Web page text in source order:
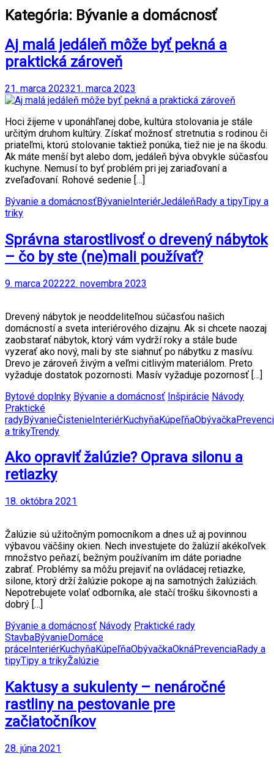
Kategória: Bývanie a domácnosť
Aj malá jedáleň môže byť pekná a
praktická zároveň
21. marca 202321. marca 2023
Hoci žijeme v uponáhľanej dobe, kultúra stolovania je stále
určitým druhom kultúry. Získať možnosť stretnutia s rodinou či
priateľmi, ktorú stolovanie taktiež ponúka, tiež nie je na škodu.
Ak máte menší byt alebo dom, jedáleň býva obvykle súčasťou
kuchyne. Nemusí to byť problém pri jej zariaďovaní a
zveľaďovaní. Rohové sedenie […]
Bývanie a domácnosťBývanieInteriérJedáleňRady a tipyTipy a
triky
Správna starostlivosť o drevený nábytok
– čo by ste (ne)mali používať?
9. marca 202222. novembra 2023
Drevený nábytok je neoddeliteľnou súčasťou našich
domácností a sveta interiérového dizajnu. Ak si chcete naozaj
zaobstarať nábytok, ktorý vám vydrží roky a stále bude
vyzerať ako nový, mali by ste siahnuť po nábytku z masívu.
Drevo je zároveň živým a veľmi citlivým materiálom. Preto
vyžaduje dostatok pozornosti. Masív vyžaduje pozornosť […]
Bytové doplnky Bývanie a domácnosť Inšpirácie Návody
Praktické
radyBývanieČistenieInteriérKuchyňaKúpeľňaObývačka
a trikyTrendy
Ako opraviť žalúzie? Oprava silonu a
retiazky
18. októbra 2021
Žalúzie sú užitočným pomocníkom a dnes už aj povinnou
výbavou väčšiny okien. Nech investujete do žalúzií akékoľvek
množstvo peňazí, bežným používaním im dáte poriadne
zabrať. Problémy sa môžu prejaviť na ovládacej retiazke,
silone, ktorý drží žalúzie pokope aj na samotných žalúziách.
Nepotrebujete volať odborníka, ale stačí trošku šikovnosti a
dobrý […]
Bývanie a domácnosť Návody Praktické rady
StavbaBývanieDomáce
práce InteriérKuchyňaKúpeľňaObývačkaOknáPrevenciaRady a
tipyTipy a trikyŽalúzie
Kaktusy a sukulenty – nenáročné
rastliny na pestovanie pre
začiatočníkov
28. júna 2021